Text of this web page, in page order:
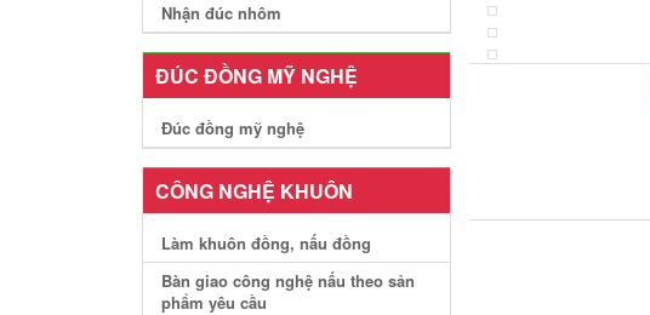
Nhận đúc nhôm
ĐÚC ĐỒNG MỸ NGHỆ
Đúc đồng mỹ nghệ
CÔNG NGHỆ KHUÔN
Làm khuôn đồng, nấu đồng
Bàn giao công nghệ nấu theo sản
phẩm yêu cầu